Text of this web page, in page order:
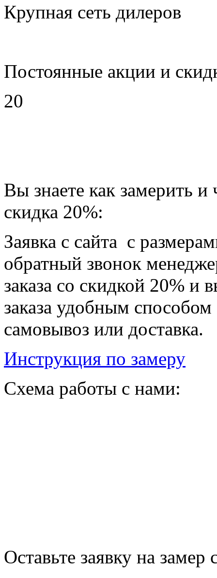
Крупная сеть дилеров
Постоянные акции и
20
Вы знаете как замерить и
скидка 20%:
Заявка с сайта с
обратный звонок
заказа со скидкой 20% и
заказа удобным
самовывоз или доставка.
Инструкция по замеру
Схема работы с нами:
Оставьте заявку на